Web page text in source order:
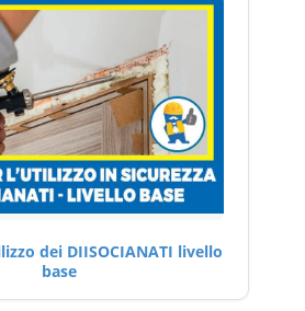
dei DIISOCIANATI livello
base